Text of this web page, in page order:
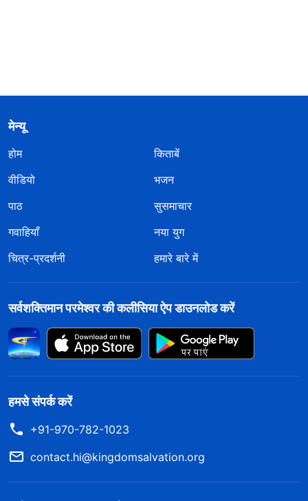
मेन्यू
होम
किताबें
वीडियो
भजन
पाठ
सुसमाचार
गवाहियाँ
नया युग
चित्र-प्रदर्शनी
हमारे बारे में
सर्वशक्तिमान परमेश्वर की कलीसिया ऐप डाउनलोड करें
हमसे संपर्क करें
+91-970-782-1023
contact.hi@kingdomsalvation.org